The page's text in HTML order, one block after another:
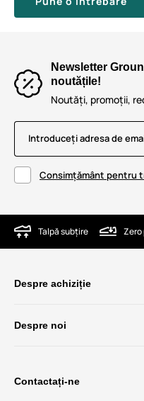
Newsletter
noutățile!
Noutăți, promoții,
Introduceți adresa de
Consimțământ pentru
Talpă subțire Zero
Despre achiziție
Despre noi
Contactați-ne